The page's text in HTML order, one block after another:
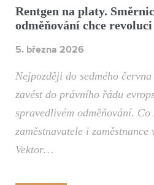
Rentgen na platy.
odměňování chce revoluci
5. března 2026
Nejpozději do sedmého
zavést do právního řádu
spravedlivém odměňování.
zaměstnavatele i
Vektor…